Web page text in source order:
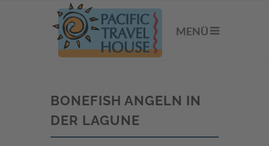
MENÜ
BONEFISH ANGELN IN
DER LAGUNE